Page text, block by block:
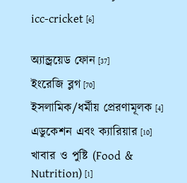
icc-cricket [6]
অ্যান্ড্রয়েড ফোন [37]
ইংরেজি ব্লগ [70]
ইসলামিক/ধর্মীয় প্রেরণামূলক [4]
এডুকেশন এবং ক্যারিয়ার [10]
খাবার ও পুষ্টি (Food &
Nutrition) [1]